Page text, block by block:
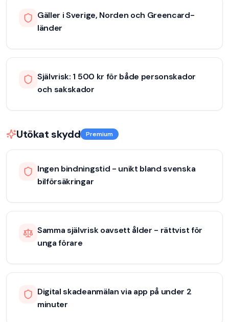
Gäller i Sverige, Norden och Greencard-
länder
Självrisk: 1 500 kr för både personskador
och sakskador
Utökat skydd Premium
Ingen bindningstid - unikt bland svenska
bilförsäkringar
Samma självrisk oavsett ålder - rättvist för
unga förare
Digital skadeanmälan via app på under 2
minuter